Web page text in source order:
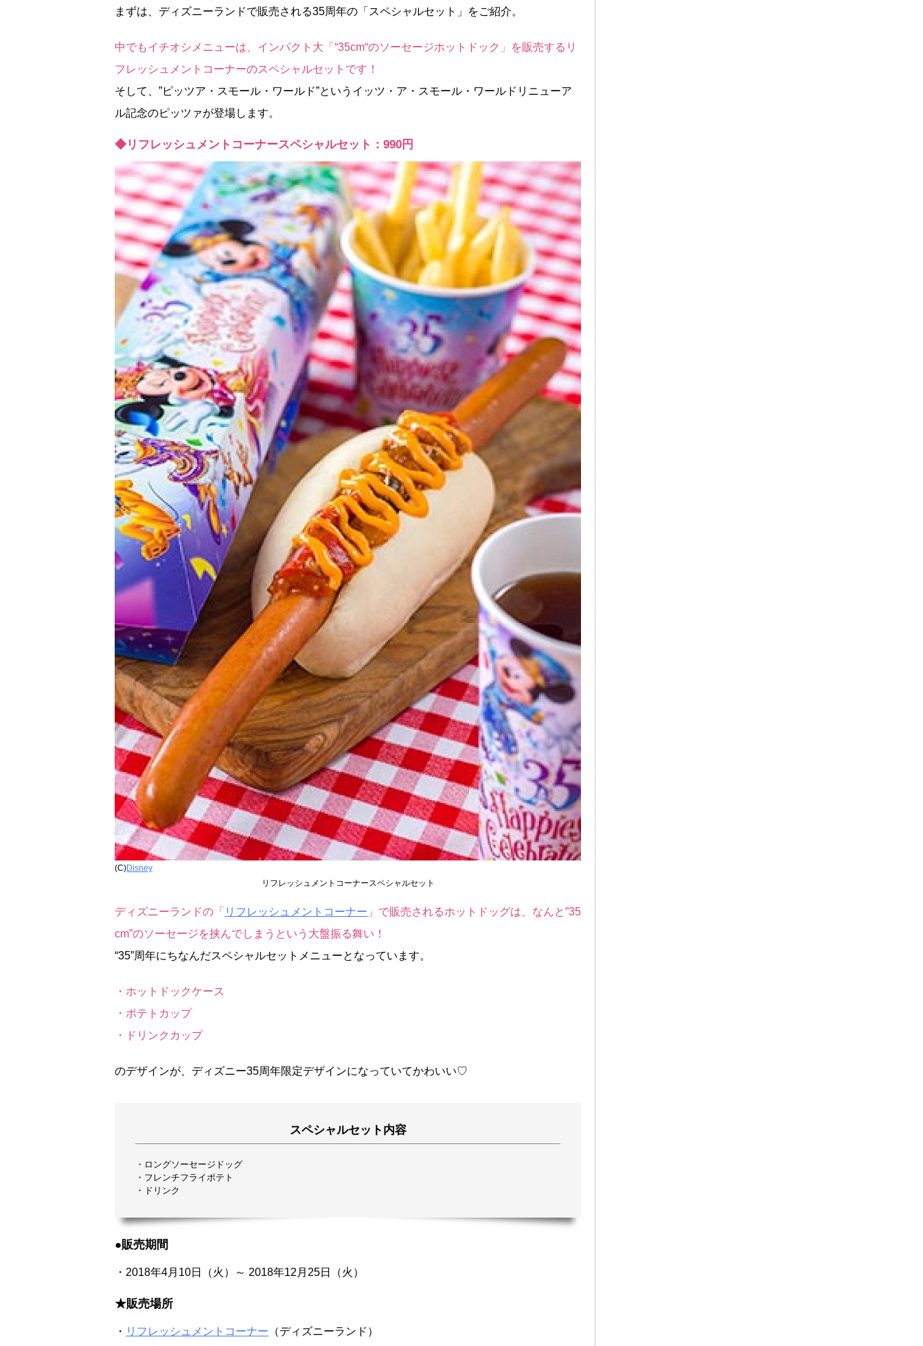
まずは、ディズニーランドで販売される35周年の「スペシャルセット」をご紹介。
中でもイチオシメニューは、インパクト大「“35cm“のソーセージホットドック」を販売するリ
フレッシュメントコーナーのスペシャルセットです！
そして、”ピッツア・スモール・ワールド”というイッツ・ア・スモール・ワールドリニューア
ル記念のピッツァが登場します。
◆リフレッシュメントコーナースペシャルセット：990円
(C)Disney
リフレッシュメントコーナースペシャルセット
ディズニーランドの「 リフレッシュメントコーナー 」で販売されるホットドッグは、なんと”35
cm”のソーセージを挟んでしまうという大盤振る舞い！
“35”周年にちなんだスペシャルセットメニューとなっています。
・ホットドックケース
・ポテトカップ
・ドリンクカップ
のデザインが、ディズニー35周年限定デザインになっていてかわいい♡
スペシャルセット内容
・ロングソーセージドッグ
・フレンチフライポテト
・ドリンク
●販売期間
・2018年4月10日（火）～ 2018年12月25日（火）
★販売場所
・ リフレッシュメントコーナー （ディズニーランド）